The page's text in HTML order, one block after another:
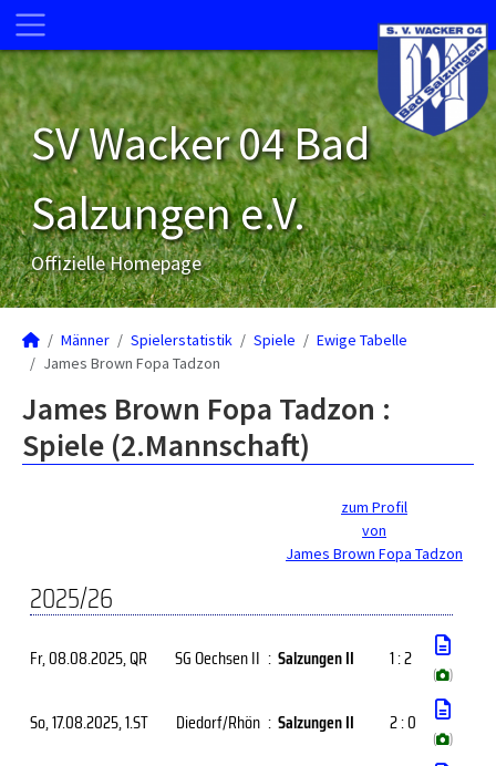
SV Wacker 04 Bad
Salzungen e.V.
Offizielle Homepage
Männer Spielerstatistik Spiele
Ewige Tabelle
James Brown Fopa Tadzon
James Brown Fopa Tadzon :
Spiele (2.Mannschaft)
zum Profil
von
James Brown Fopa Tadzon
2025/26
Fr, 08.08.2025, QR SG Oechsen II : Salzungen II 1 : 2
( )
So, 17.08.2025, 1.ST Diedorf/Rhön : Salzungen II 2 : 0
( )